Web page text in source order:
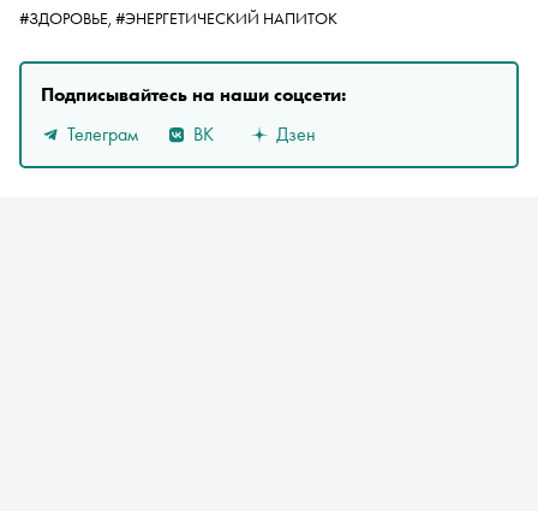
#ЗДОРОВЬЕ, #ЭНЕРГЕТИЧЕСКИЙ НАПИТОК
Подписывайтесь на наши соцсети:
Телеграм
ВК Дзен